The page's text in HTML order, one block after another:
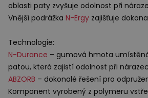
oblasti paty zvyšuje odolnost při
Vnější podrážka N-Ergy zajišťuje
Technologie:
N-Durance – gumová hmota
patou, která zajistí odolnost při
ABZORB – dokonalé řešení pro
Komponent vyrobený z polymeru